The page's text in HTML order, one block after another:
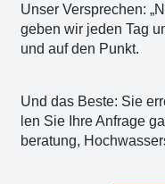
Unser Ver­spre­chen:
geben wir jeden Tag
und auf den Punkt.
Und das Bes­te: Sie
len Sie Ihre Anfra­ge
be­ra­tung,